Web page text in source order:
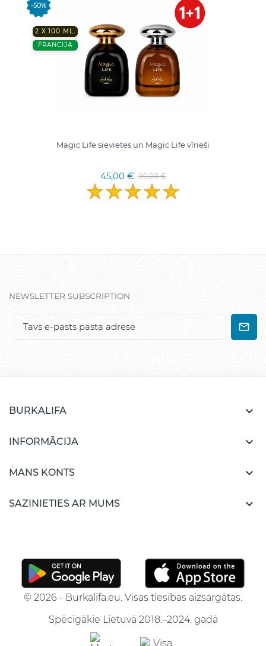
-50%
2 X 100 ML.
FRANCIJA
Magic Life sievietes un Magic Life vīrieši
45,00 € 90,00 €
NEWSLETTER SUBSCRIPTION
BURKALIFA 
INFORMĀCIJA 
MANS KONTS 
SAZINIETIES AR MUMS 
© 2026 - Burkalifa.eu. Visas tiesības aizsargātas.
Spēcīgākie Lietuvā 2018.–2024. gadā